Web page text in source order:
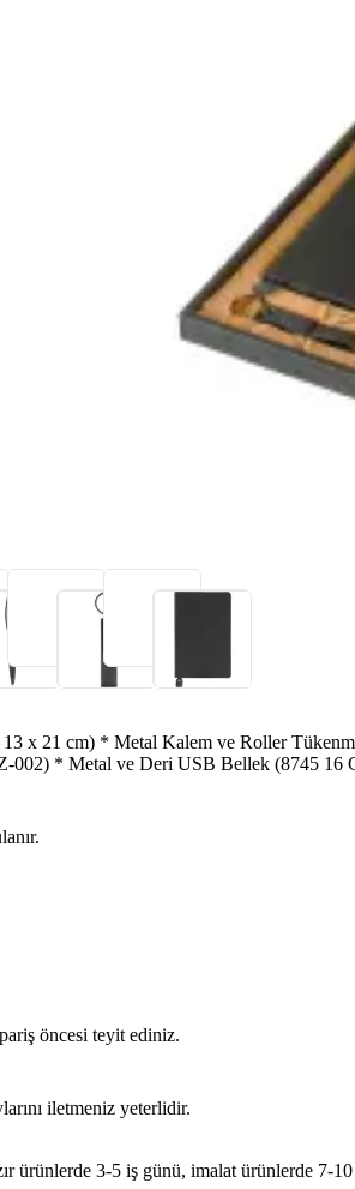
x 21 cm) * Metal Kalem ve Roller
002) * Metal ve Deri USB Bellek (8745 16
öncesi teyit ediniz.
iletmeniz yeterlidir.
ürünlerde 3-5 iş günü, imalat ürünlerde 7-